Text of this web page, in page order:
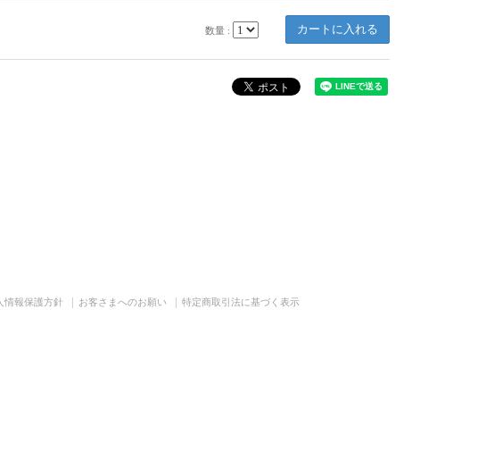
数量 :
情報保護方針 お客さまへのお願い 特定商取引法に基づく表示